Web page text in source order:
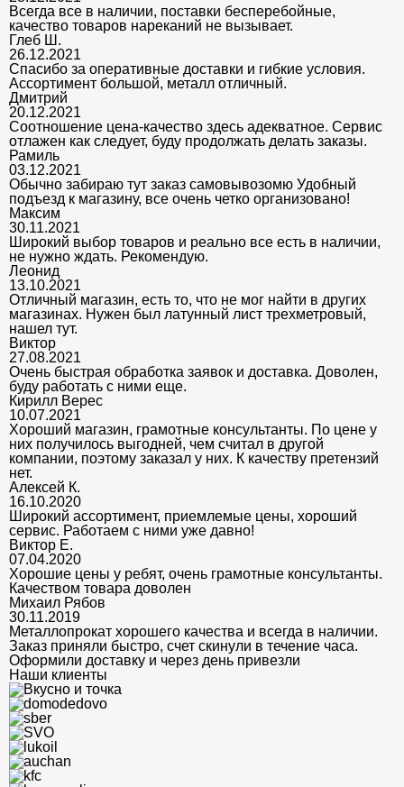
Всегда все в наличии, поставки бесперебойные,
качество товаров нареканий не вызывает.
Глеб Ш.
26.12.2021
Спасибо за оперативные доставки и гибкие условия.
Ассортимент большой, металл отличный.
Дмитрий
20.12.2021
Соотношение цена-качество здесь адекватное. Сервис
отлажен как следует, буду продолжать делать заказы.
Рамиль
03.12.2021
Обычно забираю тут заказ самовывозомю Удобный
подъезд к магазину, все очень четко организовано!
Максим
30.11.2021
Широкий выбор товаров и реально все есть в наличии,
не нужно ждать. Рекомендую.
Леонид
13.10.2021
Отличный магазин, есть то, что не мог найти в других
магазинах. Нужен был латунный лист трехметровый,
нашел тут.
Виктор
27.08.2021
Очень быстрая обработка заявок и доставка. Доволен,
буду работать с ними еще.
Кирилл Верес
10.07.2021
Хороший магазин, грамотные консультанты. По цене у
них получилось выгодней, чем считал в другой
компании, поэтому заказал у них. К качеству претензий
нет.
Алексей К.
16.10.2020
Широкий ассортимент, приемлемые цены, хороший
сервис. Работаем с ними уже давно!
Виктор Е.
07.04.2020
Хорошие цены у ребят, очень грамотные консультанты.
Качеством товара доволен
Михаил Рябов
30.11.2019
Металлопрокат хорошего качества и всегда в наличии.
Заказ приняли быстро, счет скинули в течение часа.
Оформили доставку и через день привезли
Наши клиенты